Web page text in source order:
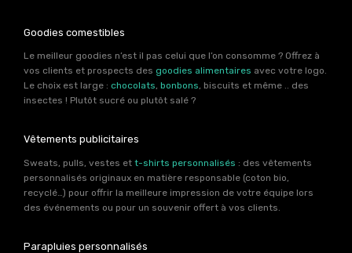
Goodies comestibles
Le meilleur goodies n’est il pas celui que l’on consomme ? Offrez à
vos clients et prospects des goodies alimentaires avec votre logo.
Le choix est large : chocolats, bonbons, biscuits et même .. des
insectes ! Plutôt sucré ou plutôt salé ?
Vêtements publicitaires
Sweats, pulls, vestes et t-shirts personnalisés : des vêtements
personnalisés originaux en matière responsable (coton bio,
recyclé…) pour offrir la meilleure impression de votre équipe lors
des événements ou pour un souvenir offert à vos clients.
Parapluies personnalisés